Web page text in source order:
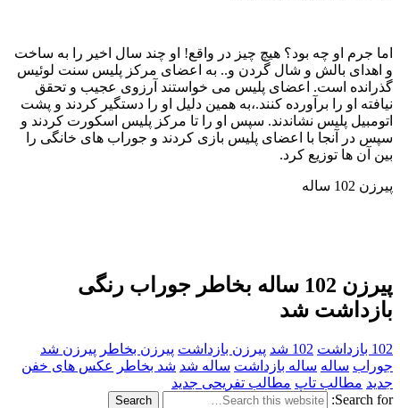
اما جرم او چه بود؟ هیچ چیز در واقع! او چند سال اخیر را به ساخت
و اهدای بالش و شال گردن و.. به اعضای مرکز پلیس سنت لوئیس
گذرانده است. اعضای پلیس می خواستند آرزوی عجیب و تحقق
نیافته او را برآورده کنند.،به همین دلیل او را دستگیر کردند و پشت
اتومبیل پلیس نشاندند. سپس او را تا مرکز پلیس اسکورت کردند و
سپس در آنجا با اعضای پلیس بازی کردند و جوراب های خانگی را
بین آن ها توزیع کرد.
پیرزن 102 ساله
پیرزن 102 ساله بخاطر جوراب رنگی
بازداشت شد
102 بازداشت 102 شد پیرزن بازداشت پیرزن بخاطر پیرزن شد
جوراب ساله ساله بازداشت ساله شد شد بخاطر
عکس های خفن
جدید مطالب تاپ مطالب تفریحی جدید
Search for: